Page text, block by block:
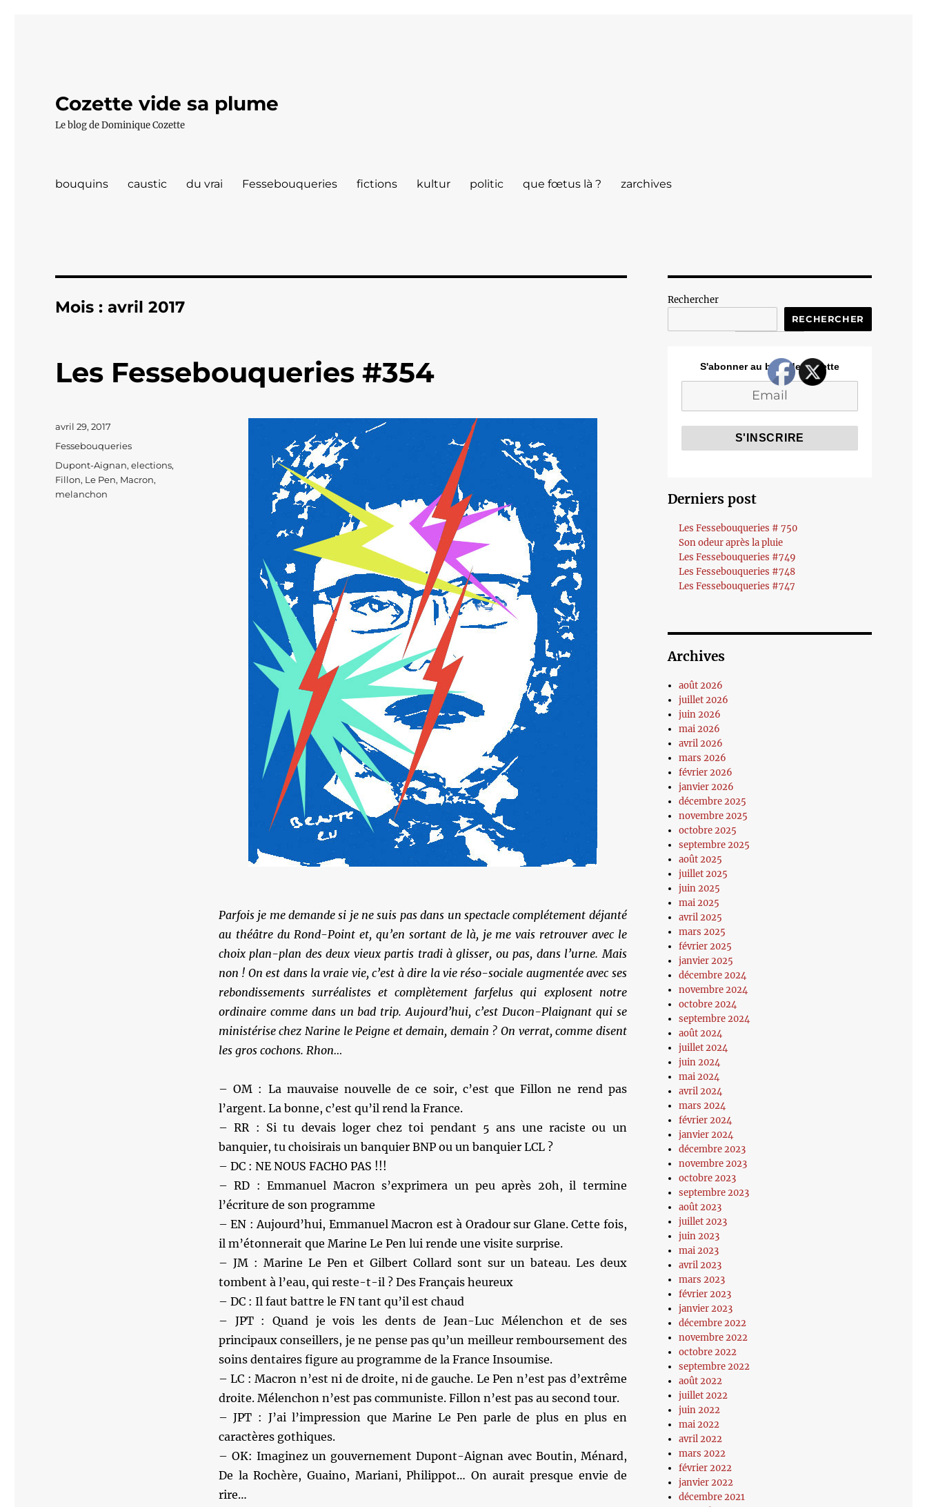
Cozette vide sa plume
Le blog de Dominique Cozette
bouquins caustic du vrai Fessebouqueries fictions kultur politic que fœtus là ? zarchives
Mois :avril 2017
Les Fessebouqueries #354
Parfois je me demande si je ne suis pas dans un spectacle complétement déjanté
au théâtre du Rond-Point et, qu’en sortant de là, je me vais retrouver avec le
choix plan-plan des deux vieux partis tradi à glisser, ou pas, dans l’urne. Mais
non ! On est dans la vraie vie, c’est à dire la vie réso-sociale augmentée avec ses
rebondissements surréalistes et complètement farfelus qui explosent notre
ordinaire comme dans un bad trip. Aujourd’hui, c’est Ducon-Plaignant qui se
ministérise chez Narine le Peigne et demain, demain ? On verrat, comme disent
les gros cochons. Rhon…
– OM : La mauvaise nouvelle de ce soir, c’est que Fillon ne rend pas
l’argent. La bonne, c’est qu’il rend la France.
– RR : Si tu devais loger chez toi pendant 5 ans une raciste ou un
banquier, tu choisirais un banquier BNP ou un banquier LCL ?
– DC : NE NOUS FACHO PAS !!!
– RD : Emmanuel Macron s’exprimera un peu après 20h, il termine
l’écriture de son programme
– EN : Aujourd’hui, Emmanuel Macron est à Oradour sur Glane. Cette fois,
il m’étonnerait que Marine Le Pen lui rende une visite surprise.
– JM : Marine Le Pen et Gilbert Collard sont sur un bateau. Les deux
tombent à l’eau, qui reste-t-il ? Des Français heureux
– DC : Il faut battre le FN tant qu’il est chaud
– JPT : Quand je vois les dents de Jean-Luc Mélenchon et de ses
principaux conseillers, je ne pense pas qu’un meilleur remboursement des
soins dentaires figure au programme de la France Insoumise.
– LC : Macron n’est ni de droite, ni de gauche. Le Pen n’est pas d’extrême
droite. Mélenchon n’est pas communiste. Fillon n’est pas au second tour.
– JPT : J’ai l’impression que Marine Le Pen parle de plus en plus en
caractères gothiques.
– OK: Imaginez un gouvernement Dupont-Aignan avec Boutin, Ménard,
De la Rochère, Guaino, Mariani, Philippot… On aurait presque envie de
rire…
Publié
avril 29, 2017
Catégories
Fessebouqueries
Étiquettes
Dupont-Aignan,elections,
Fillon, Le Pen, Macron,
melanchon
Rechercher
RECHERCHER
S'abonner au blog de Cozette
Derniers post
Les Fessebouqueries # 750
Son odeur après la pluie
Les Fessebouqueries #749
Les Fessebouqueries #748
Les Fessebouqueries #747
Archives
août 2026
juillet 2026
juin 2026
mai 2026
avril 2026
mars 2026
février 2026
janvier 2026
décembre 2025
novembre 2025
octobre 2025
septembre 2025
août 2025
juillet 2025
juin 2025
mai 2025
avril 2025
mars 2025
février 2025
janvier 2025
décembre 2024
novembre 2024
octobre 2024
septembre 2024
août 2024
juillet 2024
juin 2024
mai 2024
avril 2024
mars 2024
février 2024
janvier 2024
décembre 2023
novembre 2023
octobre 2023
septembre 2023
août 2023
juillet 2023
juin 2023
mai 2023
avril 2023
mars 2023
février 2023
janvier 2023
décembre 2022
novembre 2022
octobre 2022
septembre 2022
août 2022
juillet 2022
juin 2022
mai 2022
avril 2022
mars 2022
février 2022
janvier 2022
décembre 2021